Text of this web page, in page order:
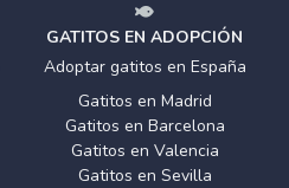
GATITOS EN ADOPCIÓN
Adoptar gatitos en España
Gatitos en Madrid
Gatitos en Barcelona
Gatitos en Valencia
Gatitos en Sevilla